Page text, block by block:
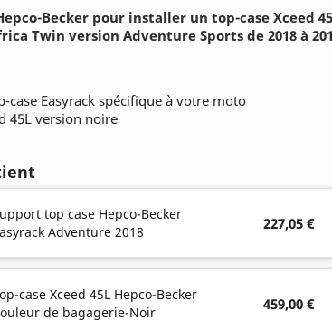
Becker pour installer un top-case Xceed
Twin version Adventure Sports de 2018 à
case Easyrack spécifique à votre moto
45L version noire
top case Hepco-Becker
Adventure 2018
227,05 €
case Xceed 45L Hepco-Becker
de bagagerie-Noir
459,00 €